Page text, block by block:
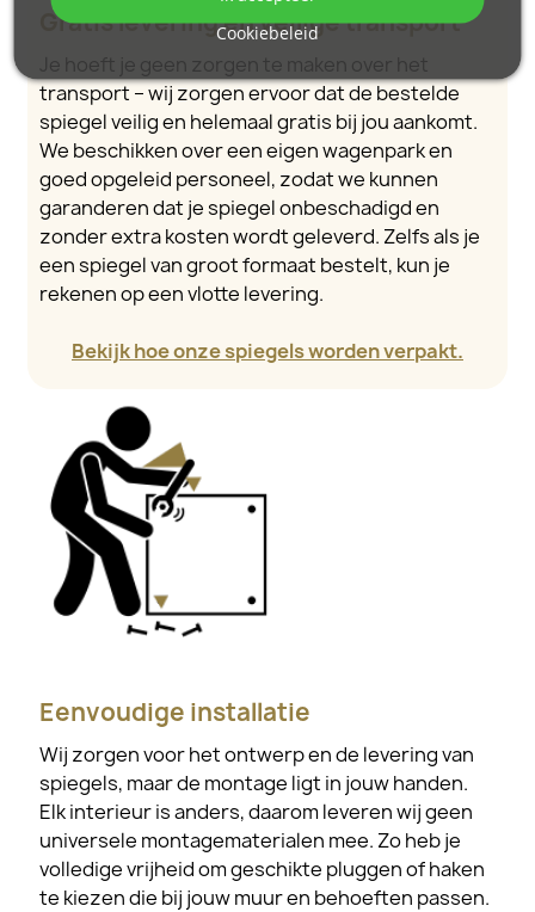
Gratis levering en veilige transport
Je hoeft je geen zorgen te maken over het
transport – wij zorgen ervoor dat de bestelde
spiegel veilig en helemaal gratis bij jou aankomt.
We beschikken over een eigen wagenpark en
goed opgeleid personeel, zodat we kunnen
garanderen dat je spiegel onbeschadigd en
zonder extra kosten wordt geleverd. Zelfs als je
een spiegel van groot formaat bestelt, kun je
rekenen op een vlotte levering.
Bekijk hoe onze spiegels worden verpakt.
Eenvoudige installatie
Wij zorgen voor het ontwerp en de levering van
spiegels, maar de montage ligt in jouw handen.
Elk interieur is anders, daarom leveren wij geen
universele montagematerialen mee. Zo heb je
volledige vrijheid om geschikte pluggen of haken
te kiezen die bij jouw muur en behoeften passen.
Cookiebeleid